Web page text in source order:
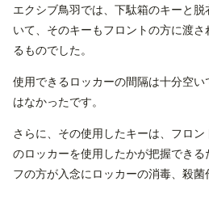
エクシブ鳥羽では、下駄箱のキーと
いて、そのキーもフロントの方に渡
るものでした。
使用できるロッカーの間隔は十分空
はなかったです。
さらに、その使用したキーは、フロ
のロッカーを使用したかが把握でき
フの方が入念にロッカーの消毒、殺菌